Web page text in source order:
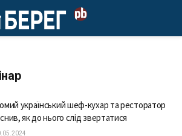
український шеф-кухар та ресторатор
як до нього слід звертатися